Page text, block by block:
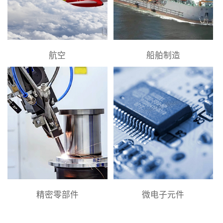
航空 船舶制造
精密零部件 微电子元件